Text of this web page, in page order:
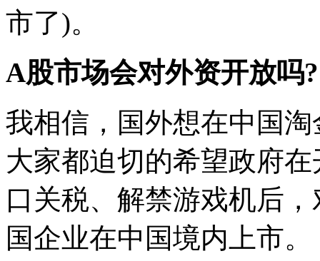
市了)。
A股市场会对外资开放吗?
我相信，国外想在中国
大家都迫切的希望政府
口关税、解禁游戏机后
国企业在中国境内上市。